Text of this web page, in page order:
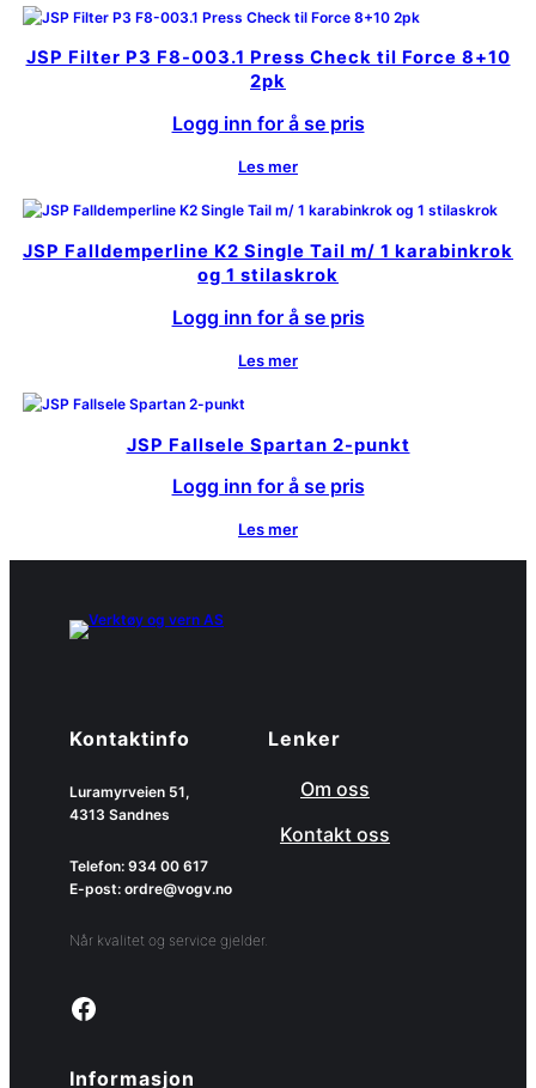
JSP Filter P3 F8-003.1 Press Check til Force 8+10
2pk
Logg inn for å se pris
Les mer
JSP Falldemperline K2 Single Tail m/ 1 karabinkrok
og 1 stilaskrok
Logg inn for å se pris
Les mer
JSP Fallsele Spartan 2-punkt
Logg inn for å se pris
Les mer
Kontaktinfo
Luramyrveien 51,
4313 Sandnes
Telefon: 934 00 617
E-post: ordre@vogv.no
Når kvalitet og service gjelder.
Link to facebook page
Lenker
Om oss
Kontakt oss
Informasjon